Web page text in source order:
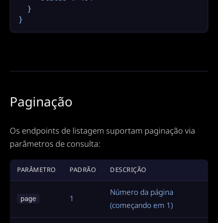
  }
}
Paginação
Os endpoints de listagem suportam paginação via
parâmetros de consulta:
PARÂMETRO PADRÃO DESCRIÇÃO
page 1
Número da página
(começando em 1)